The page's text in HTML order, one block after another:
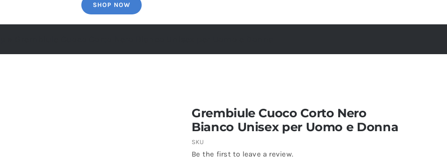
SHOP NOW
Grembiule Cuoco Corto Nero
Bianco Unisex per Uomo e Donna
SKU
Be the first to leave a review.